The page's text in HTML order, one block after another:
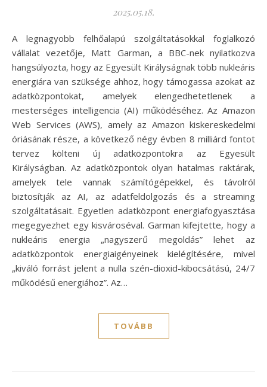
2025.05.18.
A legnagyobb felhőalapú szolgáltatásokkal foglalkozó
vállalat vezetője, Matt Garman, a BBC-nek nyilatkozva
hangsúlyozta, hogy az Egyesült Királyságnak több nukleáris
energiára van szüksége ahhoz, hogy támogassa azokat az
adatközpontokat, amelyek elengedhetetlenek a
mesterséges intelligencia (AI) működéséhez. Az Amazon
Web Services (AWS), amely az Amazon kiskereskedelmi
óriásának része, a következő négy évben 8 milliárd fontot
tervez költeni új adatközpontokra az Egyesült
Királyságban. Az adatközpontok olyan hatalmas raktárak,
amelyek tele vannak számítógépekkel, és távolról
biztosítják az AI, az adatfeldolgozás és a streaming
szolgáltatásait. Egyetlen adatközpont energiafogyasztása
megegyezhet egy kisvároséval. Garman kifejtette, hogy a
nukleáris energia „nagyszerű megoldás” lehet az
adatközpontok energiaigényeinek kielégítésére, mivel
„kiváló forrást jelent a nulla szén-dioxid-kibocsátású, 24/7
működésű energiához”. Az…
TOVÁBB